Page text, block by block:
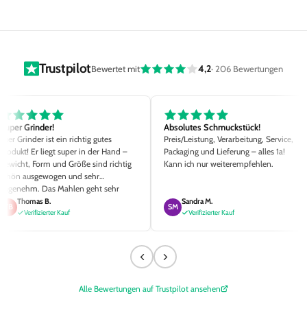
TrustpilotBewertet mit 4,2· 206 Bewertungen
Super Grinder!
Euer Grinder ist ein richtig gutes
Produkt! Er liegt super in der Hand –
Gewicht, Form und Größe sind richtig
schön ausgewogen und sehr
angenehm. Das Mahlen geht sehr
einfach und der Mahlgrad ist Top. Die
kleinen Details wie die
TB
Thomas B.
Verifizierter Kauf
Absolutes Schmuckstück!
Preis/Leistung, Verarbeitung, Service,
Packaging und Lieferung – alles 1a!
Kann ich nur weiterempfehlen.
SM
Sandra M.
Verifizierter Kauf
Alle Bewertungen auf Trustpilot ansehen